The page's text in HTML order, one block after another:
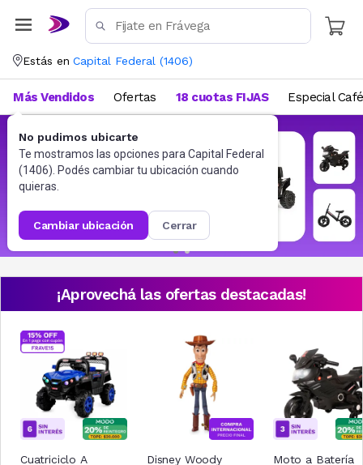
Estás en Capital Federal (1406)
No pudimos ubicarte
Te mostramos las opciones para Capital Federal
(1406). Podés cambiar tu ubicación cuando
quieras.
cambiar ubicación cerrar
Más Vendidos Ofertas 18 cuotas FIJAS Especial Café
¡Aprovechá las ofertas destacadas!
Cuatriciclo A
Disney Woody
Moto a Batería